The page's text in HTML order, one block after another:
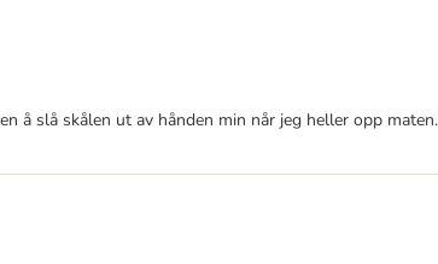
å slå skålen ut av hånden min når jeg heller opp